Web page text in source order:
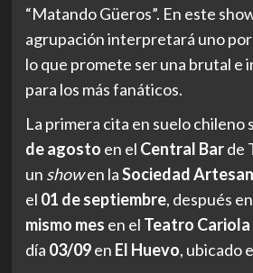
“Matando Güeros”. En este
agrupación interpretará uno por
lo que promete ser una brutal e
para los más fanáticos.
La primera cita en suelo chileno
de agosto en el Central Barde
un showen laSociedad
el 01 de septiembre, después
mismo mes en el Teatro Cariola
día 03/09en El Huevo, ubicado